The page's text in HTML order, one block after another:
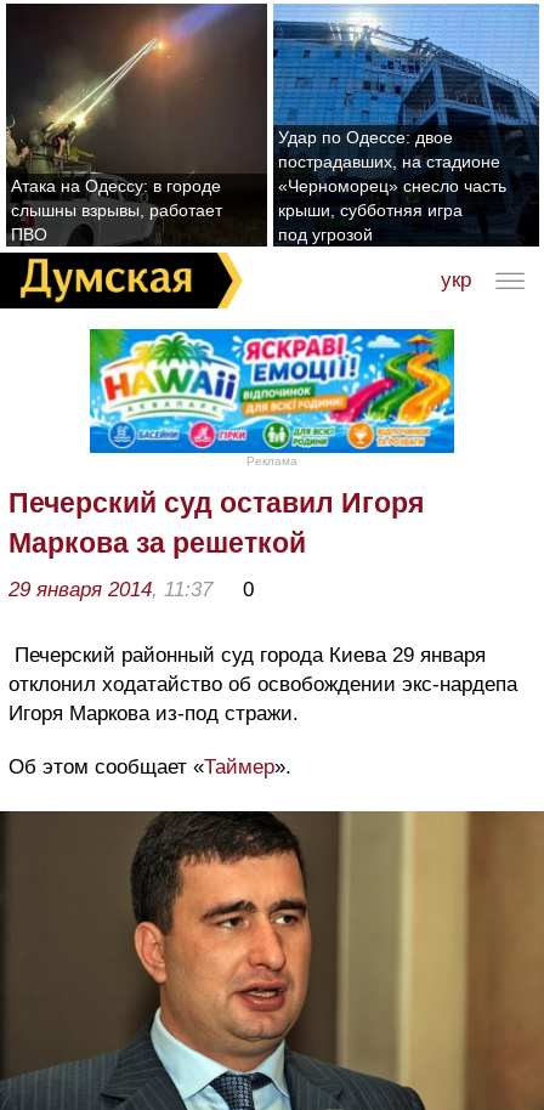
Атака на Одессу: в городе
слышны взрывы, работает
ПВО
Удар по Одессе: двое
пострадавших, на стадионе
«Черноморец» снесло часть
крыши, субботняя игра
под угрозой
укр
Реклама
Печерский суд оставил Игоря
Маркова за решеткой
29 января 2014, 11:37 0
Печерский районный суд города Киева 29 января
отклонил ходатайство об освобождении экс-нардепа
Игоря Маркова из-под стражи.
Об этом сообщает «Таймер».